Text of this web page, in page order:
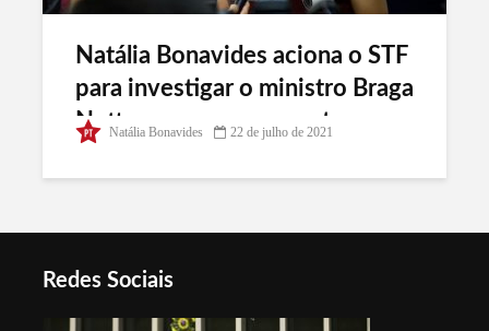
Natália Bonavides aciona o STF
para investigar o ministro Braga
Netto por ameaças contra as
Natália Bonavides 22 de julho de 2021
Redes Sociais